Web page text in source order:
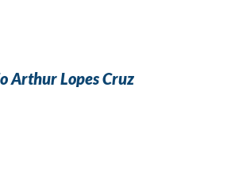
Arthur Lopes Cruz